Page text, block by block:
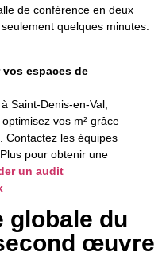
de conférence en deux
quelques minutes.
espaces de
Saint-Denis-en-Val,
vos m² grâce
Contactez les équipes
pour obtenir une
un audit
globale du
œuvre